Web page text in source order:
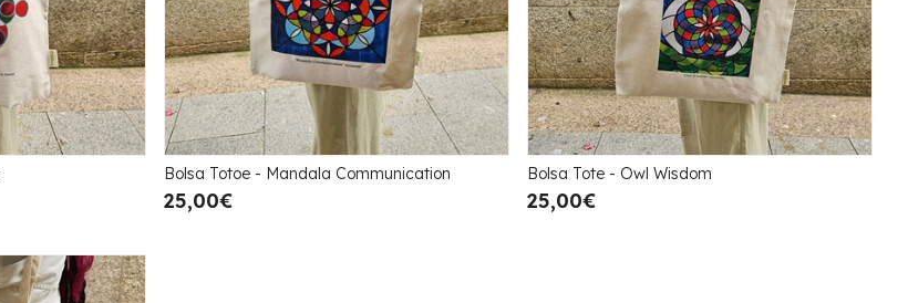
Bolsa Totoe - Mandala Communication
25,00€
Bolsa Tote - Owl Wisdom
25,00€